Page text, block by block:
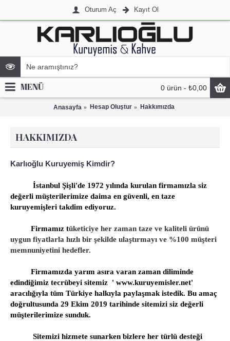
Oturum Aç Kayıt Ol
0 ürün - ₺0,00
MENÜ
Anasayfa Hesap Oluştur Hakkımızda
HAKKIMIZDA
Karlıoğlu Kuruyemiş Kimdir?
İstanbul Şişli'de 1972 yılında kurulan firmamızla siz
değerli müşterilerimize daima en güvenli, en taze
kuruyemişleri takdim ediyoruz.
Firmamız tüketiciye her zaman taze ve kaliteli ürünü
uygun fiyatlarla hızlı bir şekilde ulaştırmayı ve %100 müşteri
memnuniyetini hedefler.
Firmamızda yarım asıra varan zaman diliminde
edindiğimiz tecrübeyi sitemiz ' www.kuruyemisler.net'
aracılığıyla tüm Türkiye halkıyla paylaşmak istedik. Bu amaç
doğrultusunda 29 Ekim 2019 tarihinde sitemizi siz değerli
müşterilerimize sunduk.
Sitemizi hizmete sunarken bizlere her türlü desteği